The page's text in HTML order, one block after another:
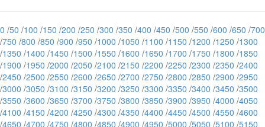
0 /50 /100 /150 /200 /250 /300 /350 /400 /450 /500 /550 /600 /650 /700
/750 /800 /850 /900 /950 /1000 /1050 /1100 /1150 /1200 /1250 /1300
/1350 /1400 /1450 /1500 /1550 /1600 /1650 /1700 /1750 /1800 /1850
/1900 /1950 /2000 /2050 /2100 /2150 /2200 /2250 /2300 /2350 /2400
/2450 /2500 /2550 /2600 /2650 /2700 /2750 /2800 /2850 /2900 /2950
/3000 /3050 /3100 /3150 /3200 /3250 /3300 /3350 /3400 /3450 /3500
/3550 /3600 /3650 /3700 /3750 /3800 /3850 /3900 /3950 /4000 /4050
/4100 /4150 /4200 /4250 /4300 /4350 /4400 /4450 /4500 /4550 /4600
/4650 /4700 /4750 /4800 /4850 /4900 /4950 /5000 /5050 /5100 /5150